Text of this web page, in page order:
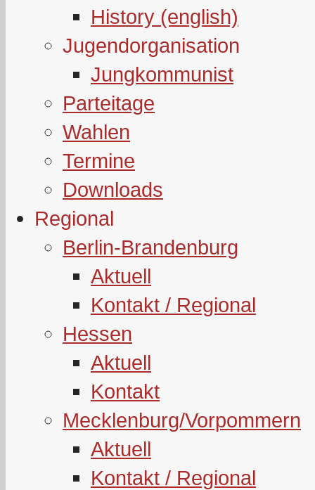
History (english)
Jugendorganisation
Jungkommunist
Parteitage
Wahlen
Termine
Downloads
Regional
Berlin-Brandenburg
Aktuell
Kontakt / Regional
Hessen
Aktuell
Kontakt
Mecklenburg/Vorpommern
Aktuell
Kontakt / Regional